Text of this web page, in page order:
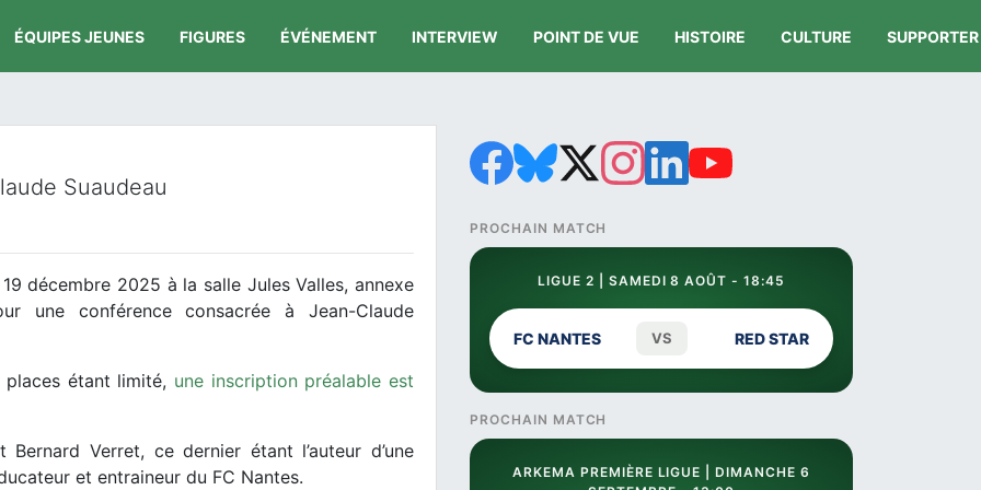
ÉQUIPES JEUNES FIGURES ÉVÉNEMENT INTERVIEW POINT DE VUE HISTOIRE CULTURE SUPPORTER
Suaudeau
décembre 2025 à la salle Jules Valles, annexe
une conférence consacrée à Jean-Claude
places étant limité, une inscription préalable est
Verret, ce dernier étant l’auteur d’une
et entraineur du FC Nantes.
PROCHAIN MATCH
LIGUE 2 | SAMEDI 8 AOÛT - 18:45
FC NANTES VS RED STAR
PROCHAIN MATCH
ARKEMA PREMIÈRE LIGUE | DIMANCHE 6